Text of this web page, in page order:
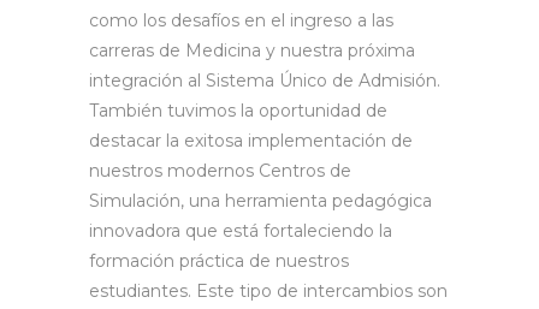
como los desafíos en el ingreso a las
carreras de Medicina y nuestra próxima
integración al Sistema Único de Admisión.
También tuvimos la oportunidad de
destacar la exitosa implementación de
nuestros modernos Centros de
Simulación, una herramienta pedagógica
innovadora que está fortaleciendo la
formación práctica de nuestros
estudiantes. Este tipo de intercambios son